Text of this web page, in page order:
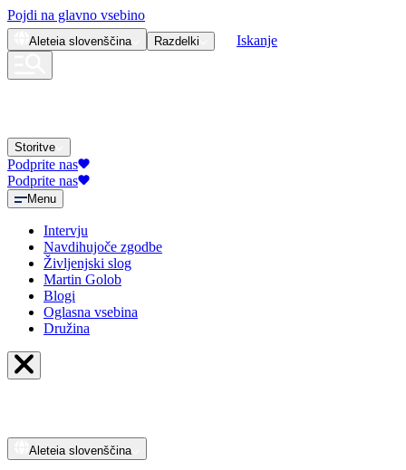
Pojdi na glavno vsebino
Aleteia slovenščina Razdelki Iskanje
Storitve
Podprite nas
Podprite nas
Menu
Intervju
Navdihujoče zgodbe
Življenjski slog
Martin Golob
Blogi
Oglasna vsebina
Družina
Aleteia slovenščina